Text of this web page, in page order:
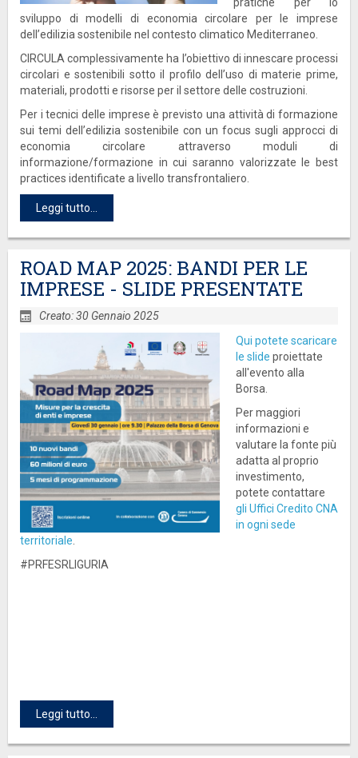
pratiche per lo
sviluppo di modelli di economia circolare per le imprese
dell’edilizia sostenibile nel contesto climatico Mediterraneo.
CIRCULA complessivamente ha l’obiettivo di innescare processi
circolari e sostenibili sotto il profilo dell’uso di materie prime,
materiali, prodotti e risorse per il settore delle costruzioni.
Per i tecnici delle imprese è previsto una attività di formazione
sui temi dell’edilizia sostenibile con un focus sugli approcci di
economia circolare attraverso moduli di
informazione/formazione in cui saranno valorizzate le best
practices identificate a livello transfrontaliero.
Leggi tutto...
ROAD MAP 2025: BANDI PER LE
IMPRESE - SLIDE PRESENTATE
Creato: 30 Gennaio 2025
Qui potete scaricare
le slide proiettate
all'evento alla
Borsa.
Per maggiori
informazioni e
valutare la fonte più
adatta al proprio
investimento,
potete contattare
gli Uffici Credito CNA
in ogni sede
territoriale
#PRFESRLIGURIA
Leggi tutto...